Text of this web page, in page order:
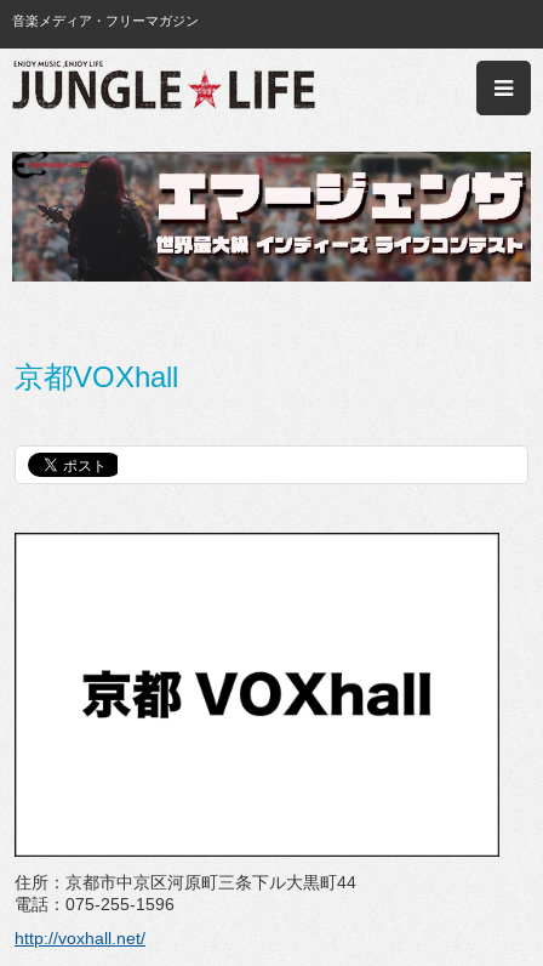
音楽メディア・フリーマガジン
京都VOXhall
住所：京都市中京区河原町三条下ル大黒町44
電話：075-255-1596
http://voxhall.net/